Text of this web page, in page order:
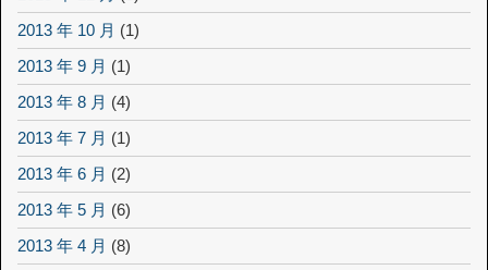
2013 年 10 月 (1)
2013 年 9 月 (1)
2013 年 8 月 (4)
2013 年 7 月 (1)
2013 年 6 月 (2)
2013 年 5 月 (6)
2013 年 4 月 (8)